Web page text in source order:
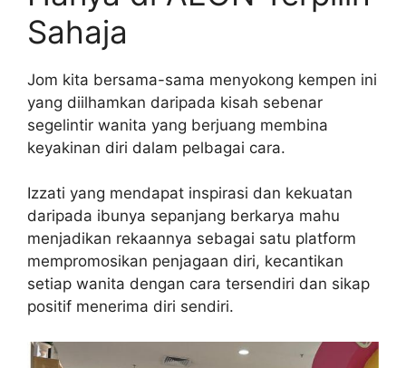
Sahaja
Jom kita bersama-sama menyokong kempen ini
yang diilhamkan daripada kisah sebenar
segelintir wanita yang berjuang membina
keyakinan diri dalam pelbagai cara.
Izzati yang mendapat inspirasi dan kekuatan
daripada ibunya sepanjang berkarya mahu
menjadikan rekaannya sebagai satu platform
mempromosikan penjagaan diri, kecantikan
setiap wanita dengan cara tersendiri dan sikap
positif menerima diri sendiri.